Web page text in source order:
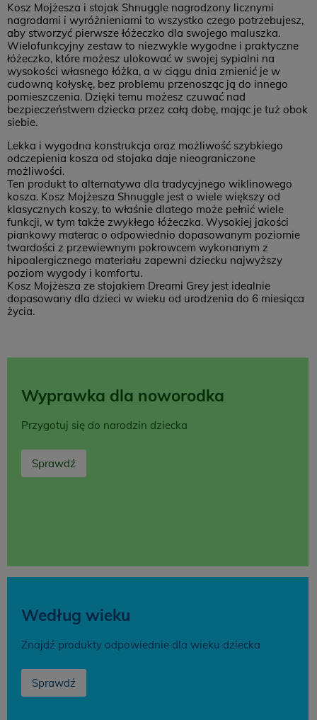
Kosz Mojżesza i stojak Shnuggle nagrodzony licznymi
nagrodami i wyróżnieniami to wszystko czego potrzebujesz,
aby stworzyć pierwsze łóżeczko dla swojego maluszka.
Wielofunkcyjny zestaw to niezwykle wygodne i praktyczne
łóżeczko, które możesz ulokować w swojej sypialni na
wysokości własnego łóżka, a w ciągu dnia zmienić je w
cudowną kołyskę, bez problemu przenosząc ją do innego
pomieszczenia. Dzięki temu możesz czuwać nad
bezpieczeństwem dziecka przez całą dobę, mając je tuż obok
siebie.
Lekka i wygodna konstrukcja oraz możliwość szybkiego
odczepienia kosza od stojaka daje nieograniczone
możliwości.
Ten produkt to alternatywa dla tradycyjnego wiklinowego
kosza. Kosz Mojżesza Shnuggle jest o wiele większy od
klasycznych koszy, to właśnie dlatego może pełnić wiele
funkcji, w tym także zwykłego łóżeczka. Wysokiej jakości
piankowy materac o odpowiednio dopasowanym poziomie
twardości z przewiewnym pokrowcem wykonanym z
hipoalergicznego materiału zapewni dziecku najwyższy
poziom wygody i komfortu.
Kosz Mojżesza ze stojakiem Dreami Grey jest idealnie
dopasowany dla dzieci w wieku od urodzenia do 6 miesiąca
życia.
Wyprawka dla noworodka
Przygotuj się do narodzin dziecka
Sprawdź
Według wieku
Znajdź produkty odpowiednie dla wieku dziecka
Sprawdź